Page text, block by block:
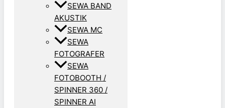
SEWA BAND
AKUSTIK
SEWA MC
SEWA
FOTOGRAFER
SEWA
FOTOBOOTH /
SPINNER 360 /
SPINNER AI